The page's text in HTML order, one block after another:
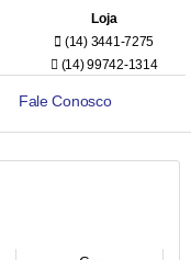
Loja
(14) 3441-7275
(14) 99742-1314
Fale Conosco